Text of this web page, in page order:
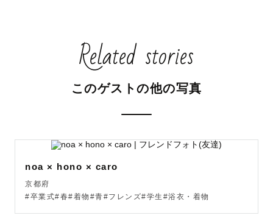
Related stories
このゲストの他の写真
noa × hono × caro
京都府
#卒業式#春#着物#青#フレンズ#学生#浴衣・着物